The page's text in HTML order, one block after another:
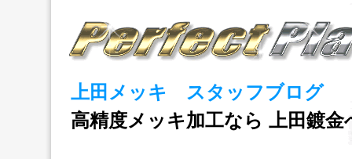
上田メッキ スタッフブログ
高精度メッキ加工なら 上田鍍金